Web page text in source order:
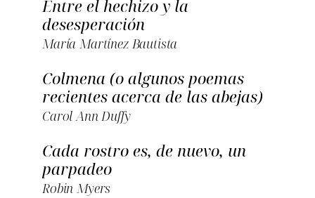
Entre el hechizo y la
desesperación
María Martínez Bautista
Colmena (o algunos poemas
recientes acerca de las abejas)
Carol Ann Duffy
Cada rostro es, de nuevo, un
parpadeo
Robin Myers